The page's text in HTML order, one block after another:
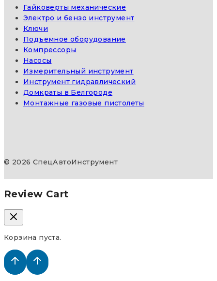
Гайковерты механические
Электро и бензо инструмент
Ключи
Подъемное оборудование
Компрессоры
Насосы
Измерительный инструмент
Инструмент гидравлический
Домкраты в Белгороде
Монтажные газовые пистолеты
© 2026 СпецАвтоИнструмент
Review Cart
Корзина пуста.